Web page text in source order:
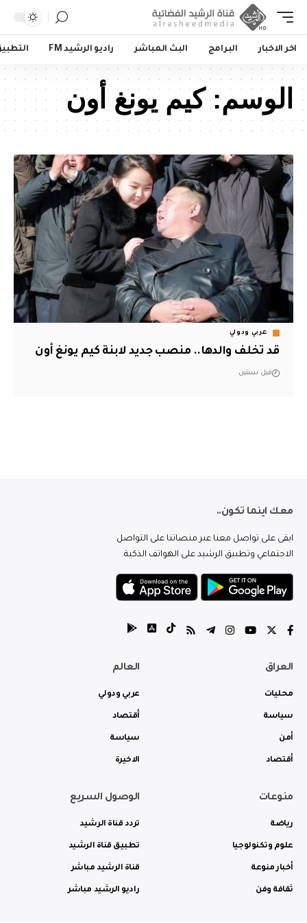
اخر الاخبار البرامج البث المباشر راديو الرشيد FM
الوسم:كيم يونغ أون
عربي ودولي
قد تخلف والدها.. منصب جديد لابنة كيم يونغ أون
قبل سنتين
معك اينما تكون..
ابقى على تواصل معنا عبر منصاتنا على التواصل
الاجتماعي وتطبيق الرشيد على الهواتف الذكية.
العراق
محليات
سياسة
أمن
أقتصاد
العالم
عربي ودولي
أقتصاد
سياسة
الاخيرة
منوعات
رياضة
علوم وتكنولوجيا
أخبار منوعة
ثقافة وفن
الوصول السريع
تردد قناة الرشيد
تطبيق قناة الرشيد
قناة الرشيد مباشر
راديو الرشيد مباشر